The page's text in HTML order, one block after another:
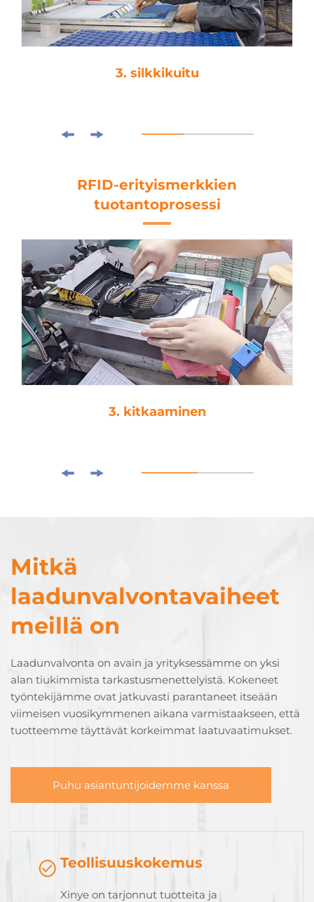
4. laminointi
RFID-erityismerkkien
tuotantoprosessi
4. tippaamat
Mitkä
laadunvalvontavaiheet
meillä on
Laadunvalvonta on avain ja yrityksessämme on yksi
alan tiukimmista tarkastusmenettelyistä. Kokeneet
työntekijämme ovat jatkuvasti parantaneet itseään
viimeisen vuosikymmenen aikana varmistaakseen, että
tuotteemme täyttävät korkeimmat laatuvaatimukset.
Puhu asiantuntijoidemme kanssa
Teollisuuskokemus
Xinye on tarjonnut tuotteita ja